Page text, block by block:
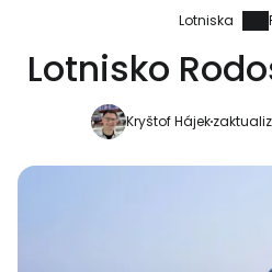
Lotniska
Lotnisko
Kryštof Hájek
Cestee
... światowej
Kontynuuj z